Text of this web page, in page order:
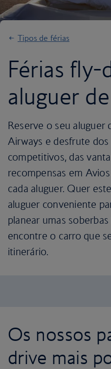
Tipos de férias
Férias fly-
aluguer
Reserve o seu aluguer
Airways e desfrute dos
competitivos, das
recompensas em
cada aluguer. Quer
aluguer conveniente
planear umas
encontre o carro que
itinerário.
Os nossos
drive mais